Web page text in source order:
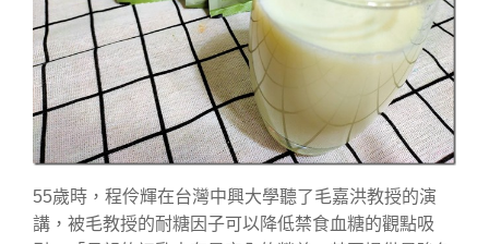
55歲時，程伶輝在台灣中興大學聽了毛嘉洪教授的演
講，被毛教授的耐糖因子可以降低禁食血糖的觀點吸